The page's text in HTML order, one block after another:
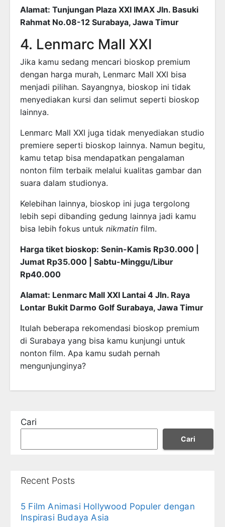
Alamat: Tunjungan Plaza XXI IMAX Jln. Basuki
Rahmat No.08-12 Surabaya, Jawa Timur
4. Lenmarc Mall XXI
Jika kamu sedang mencari bioskop premium
dengan harga murah, Lenmarc Mall XXI bisa
menjadi pilihan. Sayangnya, bioskop ini tidak
menyediakan kursi dan selimut seperti bioskop
lainnya.
Lenmarc Mall XXI juga tidak menyediakan studio
premiere seperti bioskop lainnya. Namun begitu,
kamu tetap bisa mendapatkan pengalaman
nonton film terbaik melalui kualitas gambar dan
suara dalam studionya.
Kelebihan lainnya, bioskop ini juga tergolong
lebih sepi dibanding gedung lainnya jadi kamu
bisa lebih fokus untuk nikmatin film.
Harga tiket bioskop: Senin-Kamis Rp30.000 |
Jumat Rp35.000 | Sabtu-Minggu/Libur
Rp40.000
Alamat: Lenmarc Mall XXI Lantai 4 Jln. Raya
Lontar Bukit Darmo Golf Surabaya, Jawa Timur
Itulah beberapa rekomendasi bioskop premium
di Surabaya yang bisa kamu kunjungi untuk
nonton film. Apa kamu sudah pernah
mengunjunginya?
Cari
Cari
Recent Posts
5 Film Animasi Hollywood Populer dengan
Inspirasi Budaya Asia